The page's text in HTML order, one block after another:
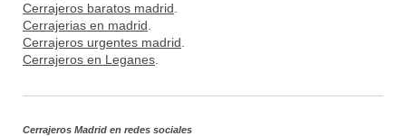
Cerrajeros baratos madrid
Cerrajerias en madrid
Cerrajeros urgentes madrid
Cerrajeros en Leganes
Cerrajeros Madrid en redes sociales